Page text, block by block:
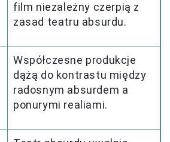
film niezależny czerpią z
zasad teatru absurdu.
Współczesne produkcje
dążą do kontrastu między
radosnym absurdem a
ponurymi realiami.